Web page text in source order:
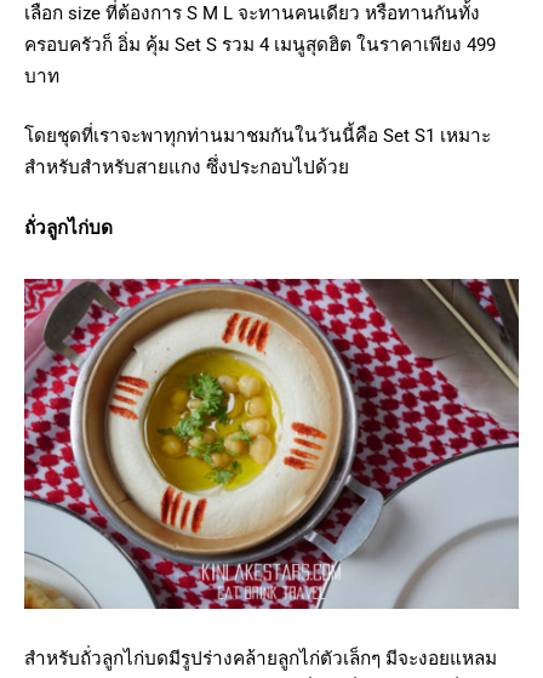
เลือก size ที่ต้องการ S M L จะทานคนเดียว หรือทานกันทั้ง
ครอบครัวก็ อิ่ม คุ้ม Set S รวม 4 เมนูสุดฮิต ในราคาเพียง 499
บาท
โดยชุดที่เราจะพาทุกท่านมาชมกันในวันนี้คือ Set S1 เหมาะ
สำหรับสำหรับสายแกง ซึ่งประกอบไปด้วย
ถั่วลูกไก่บด
สำหรับถั่วลูกไก่บดมีรูปร่างคล้ายลูกไก่ตัวเล็กๆ มีจะงอยแหลม